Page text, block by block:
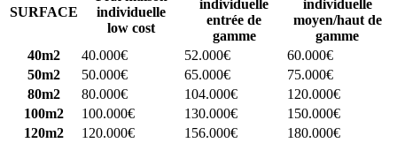
SURFACE
individuelle
low cost
individuelle
entrée de
gamme
individuelle
moyen/haut de
gamme
40m2
40.000€ 52.000€
60.000€
50m2
50.000€ 65.000€
75.000€
80m2
80.000€ 104.000€
120.000€
100m2
100.000€ 130.000€
150.000€
120m2
120.000€ 156.000€
180.000€